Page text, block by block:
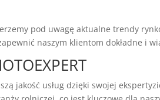
pod uwagę aktualne trendy
naszym klientom dokładne i
jakość usług dzięki swojej